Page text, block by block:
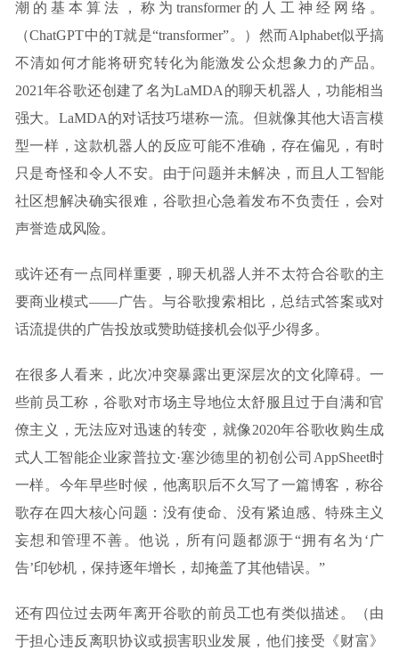
潮的基本算法，称为transformer的人工神经网络。
（ChatGPT中的T就是“transformer”。）然而Alphabet似乎搞
不清如何才能将研究转化为能激发公众想象力的产品。
2021年谷歌还创建了名为LaMDA的聊天机器人，功能相当
强大。LaMDA的对话技巧堪称一流。但就像其他大语言模
型一样，这款机器人的反应可能不准确，存在偏见，有时
只是奇怪和令人不安。由于问题并未解决，而且人工智能
社区想解决确实很难，谷歌担心急着发布不负责任，会对
声誉造成风险。
或许还有一点同样重要，聊天机器人并不太符合谷歌的主
要商业模式——广告。与谷歌搜索相比，总结式答案或对
话流提供的广告投放或赞助链接机会似乎少得多。
在很多人看来，此次冲突暴露出更深层次的文化障碍。一
些前员工称，谷歌对市场主导地位太舒服且过于自满和官
僚主义，无法应对迅速的转变，就像2020年谷歌收购生成
式人工智能企业家普拉文·塞沙德里的初创公司AppSheet时
一样。今年早些时候，他离职后不久写了一篇博客，称谷
歌存在四大核心问题：没有使命、没有紧迫感、特殊主义
妄想和管理不善。他说，所有问题都源于“拥有名为‘广
告’印钞机，保持逐年增长，却掩盖了其他错误。”
还有四位过去两年离开谷歌的前员工也有类似描述。（由
于担心违反离职协议或损害职业发展，他们接受《财富》